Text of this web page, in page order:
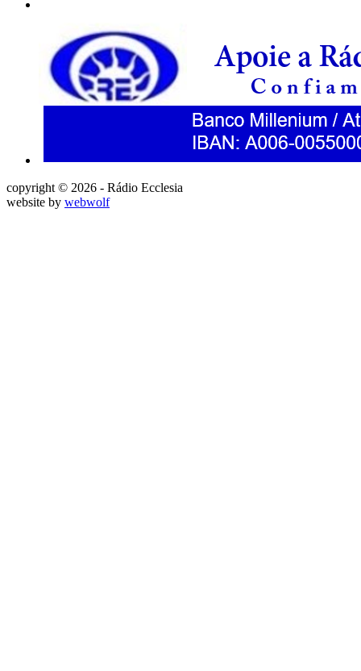
copyright © 2026 - Rádio Ecclesia
website by webwolf